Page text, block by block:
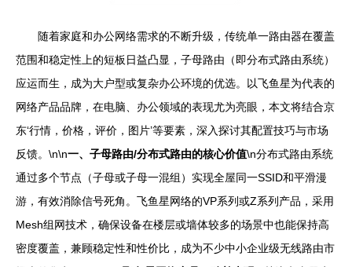
随着家庭和办公网络需求的不断升级，传统单一路由器在覆盖
范围和稳定性上的短板日益凸显，子母路由（即分布式路由系统）
应运而生，成为大户型或复杂办公环境的优选。以飞鱼星为代表的
网络产品品牌，在电脑、办公领域的表现尤为亮眼，本文将结合京
东‘行情，价格，评价，图片’等要素，深入探讨其配置技巧与市场
反馈。\n\n一、子母路由/分布式路由的核心价值\n分布式路由系统
通过多个节点（子母或子母一混组）实现全屋同一SSID和平滑漫
游，有效消除信号死角。飞鱼星网络的VP系列或Z系列产品，采用
Mesh组网技术，确保设备在楼层或墙体较多的场景中也能保持高
密度覆盖，兼顾稳定性和性价比，成为不少中小企业级无线路由市